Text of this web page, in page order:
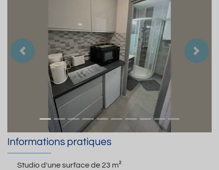
Précedent
Informations pratiques
Studio d'une surface de23 m²